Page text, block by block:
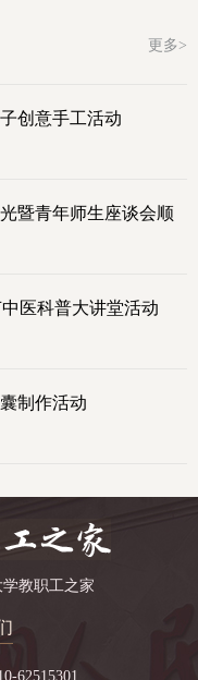
更多>
创意手工活动
暨青年师生座谈会顺
医科普大讲堂活动
制作活动
教职工之家
62515301